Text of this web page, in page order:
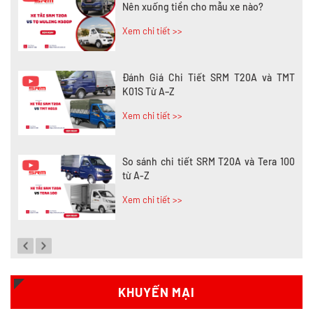
Nên xuống tiền cho mẫu xe nào?
Xem chi tiết >>
Đánh Giá Chi Tiết SRM T20A và TMT
K01S Từ A–Z
Xem chi tiết >>
So sánh chi tiết SRM T20A và Tera 100
từ A-Z
Xem chi tiết >>
Xem chi tiết >>
KHUYẾN MẠI